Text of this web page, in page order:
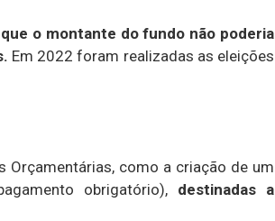
o montante do fundo não poderia
Em 2022 foram realizadas as eleições
Orçamentárias, como a criação de um
obrigatório), destinadas a